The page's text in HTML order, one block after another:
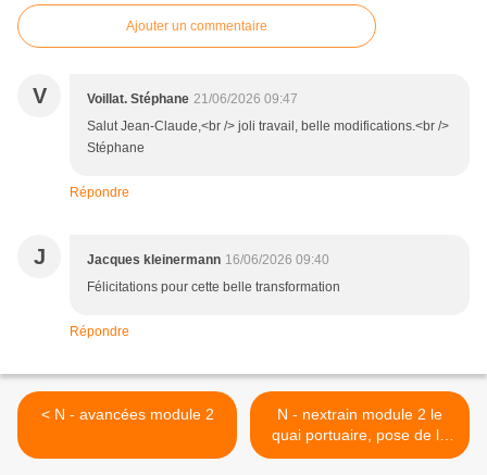
Ajouter un commentaire
V Voillat. Stéphane 21/06/2026 09:47
Salut Jean-Claude,<br /> joli travail, belle modifications.<br />
Stéphane
Répondre
J Jacques kleinermann 16/06/2026 09:40
Félicitations pour cette belle transformation
Répondre
< N - avancées module 2
N - nextrain module 2 le
quai portuaire, pose de la
voie >